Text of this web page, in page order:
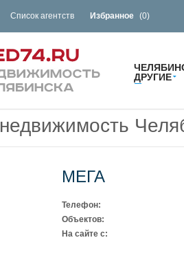
Список агентств Избранное (0)
ДРУГИЕ
МЕГА
Телефон:
Объектов:
На сайте с: